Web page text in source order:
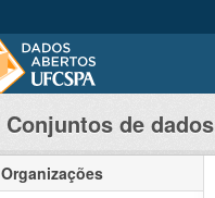
Conjuntos de dados
Organizações